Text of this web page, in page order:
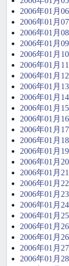
2006年01月
2006年01月
2006年01月
2006年01月
2006年01月
2006年01月
2006年01月
2006年01月
2006年01月
2006年01月
2006年01月
2006年01月
2006年01月
2006年01月
2006年01月
2006年01月
2006年01月
2006年01月
2006年01月
2006年01月
2006年01月
2006年01月
2006年01月
2006年01月